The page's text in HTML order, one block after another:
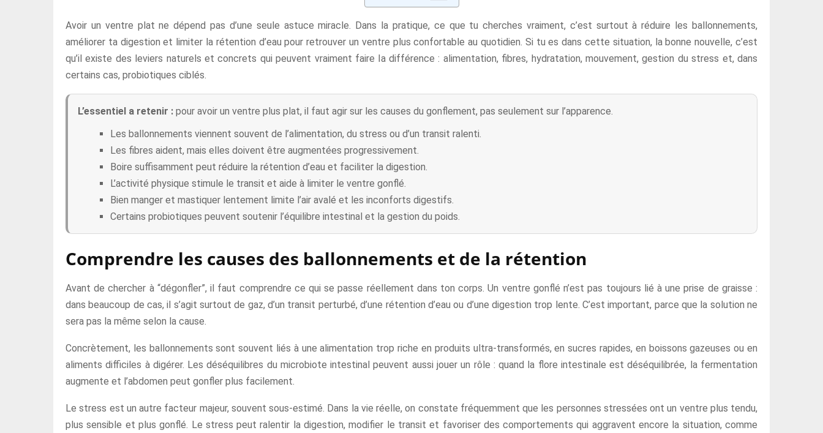
Avoir un ventre plat ne dépend pas d’une seule astuce miracle. Dans la pratique, ce que tu cherches vraiment, c’est surtout à réduire les ballonnements,
améliorer ta digestion et limiter la rétention d’eau pour retrouver un ventre plus confortable au quotidien. Si tu es dans cette situation, la bonne nouvelle, c’est
qu’il existe des leviers naturels et concrets qui peuvent vraiment faire la différence : alimentation, fibres, hydratation, mouvement, gestion du stress et, dans
certains cas, probiotiques ciblés.
L’essentiel a retenir : pour avoir un ventre plus plat, il faut agir sur les causes du gonflement, pas seulement sur l’apparence.
Les ballonnements viennent souvent de l’alimentation, du stress ou d’un transit ralenti.
Les fibres aident, mais elles doivent être augmentées progressivement.
Boire suffisamment peut réduire la rétention d’eau et faciliter la digestion.
L’activité physique stimule le transit et aide à limiter le ventre gonflé.
Bien manger et mastiquer lentement limite l’air avalé et les inconforts digestifs.
Certains probiotiques peuvent soutenir l’équilibre intestinal et la gestion du poids.
Comprendre les causes des ballonnements et de la rétention
Avant de chercher à “dégonfler”, il faut comprendre ce qui se passe réellement dans ton corps. Un ventre gonflé n’est pas toujours lié à une prise de graisse :
dans beaucoup de cas, il s’agit surtout de gaz, d’un transit perturbé, d’une rétention d’eau ou d’une digestion trop lente. C’est important, parce que la solution ne
sera pas la même selon la cause.
Concrètement, les ballonnements sont souvent liés à une alimentation trop riche en produits ultra-transformés, en sucres rapides, en boissons gazeuses ou en
aliments difficiles à digérer. Les déséquilibres du microbiote intestinal peuvent aussi jouer un rôle : quand la flore intestinale est déséquilibrée, la fermentation
augmente et l’abdomen peut gonfler plus facilement.
Le stress est un autre facteur majeur, souvent sous-estimé. Dans la vie réelle, on constate fréquemment que les personnes stressées ont un ventre plus tendu,
plus sensible et plus gonflé. Le stress peut ralentir la digestion, modifier le transit et favoriser des comportements qui aggravent encore la situation, comme